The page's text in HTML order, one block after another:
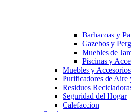
Barbacoas y
Gazebos y
Muebles de
Piscinas y
Muebles y
Purificadores de Aire
Residuos
Seguridad del Hogar
Calefaccion